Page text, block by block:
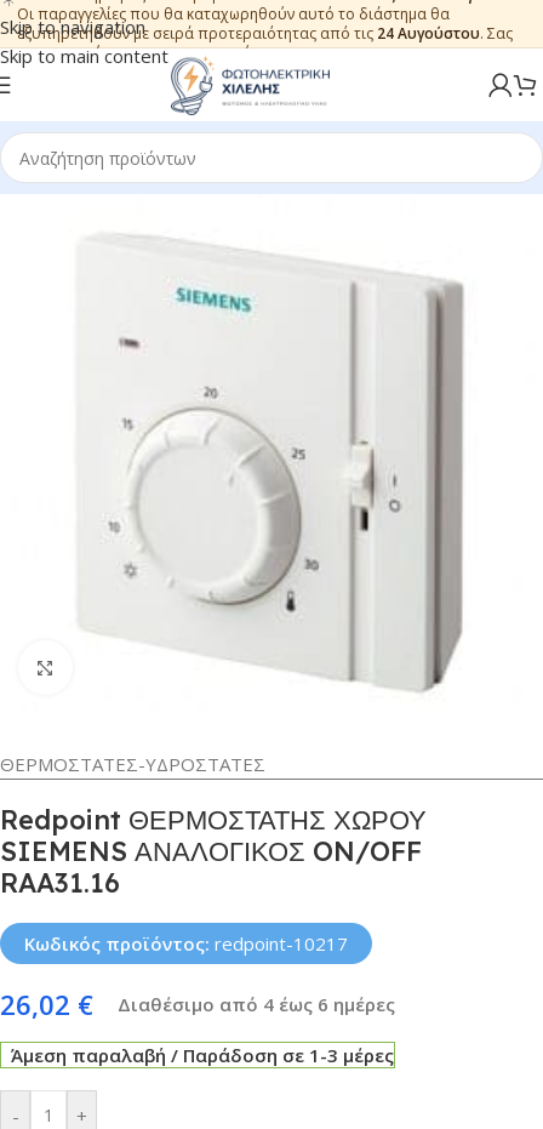
Skip to navigation
Skip to main content
Οι παραγγελίες που θα καταχωρηθούν αυτό το διάστημα θα
εξυπηρετηθούν με σειρά προτεραιότητας από τις 24 Αυγούστου. Σας
ευχαριστούμε για την εμπιστοσύνη.
Κλικ για μεγέθυνση
ΘΕΡΜΟΣΤΑΤΕΣ-ΥΔΡΟΣΤΑΤΕΣ
Redpoint ΘΕΡΜΟΣΤΑΤΗΣ ΧΩΡΟΥ
SIEMENS ΑΝΑΛΟΓΙΚΟΣ ON/OFF
RAA31.16
Κωδικός προϊόντος: redpoint-10217
26,02 € Διαθέσιμο από 4 έως 6 ημέρες
Άμεση παραλαβή / Παράδοση σε 1-3 μέρες
- +